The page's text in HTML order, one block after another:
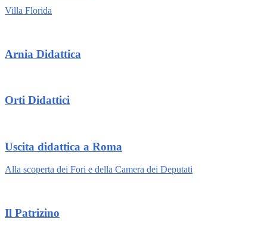
Villa Florida
Arnia Didattica
Orti Didattici
Uscita didattica a Roma
Alla scoperta dei Fori e della Camera dei Deputati
Il Patrizino